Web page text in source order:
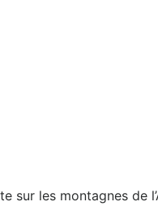
sur les montagnes de